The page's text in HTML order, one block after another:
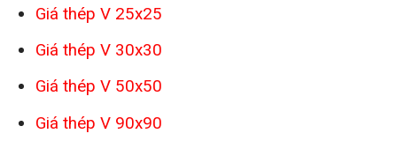
Giá thép V 25x25
Giá thép V 30x30
Giá thép V 50x50
Giá thép V 90x90